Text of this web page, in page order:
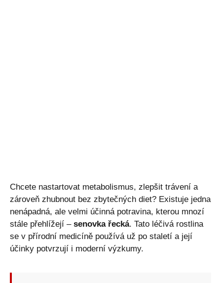
Chcete nastartovat metabolismus, zlepšit trávení a
zároveň zhubnout bez zbytečných diet? Existuje jedna
nenápadná, ale velmi účinná potravina, kterou mnozí
stále přehlížejí – senovka řecká. Tato léčivá rostlina
se v přírodní medicíně používá už po staletí a její
účinky potvrzují i moderní výzkumy.